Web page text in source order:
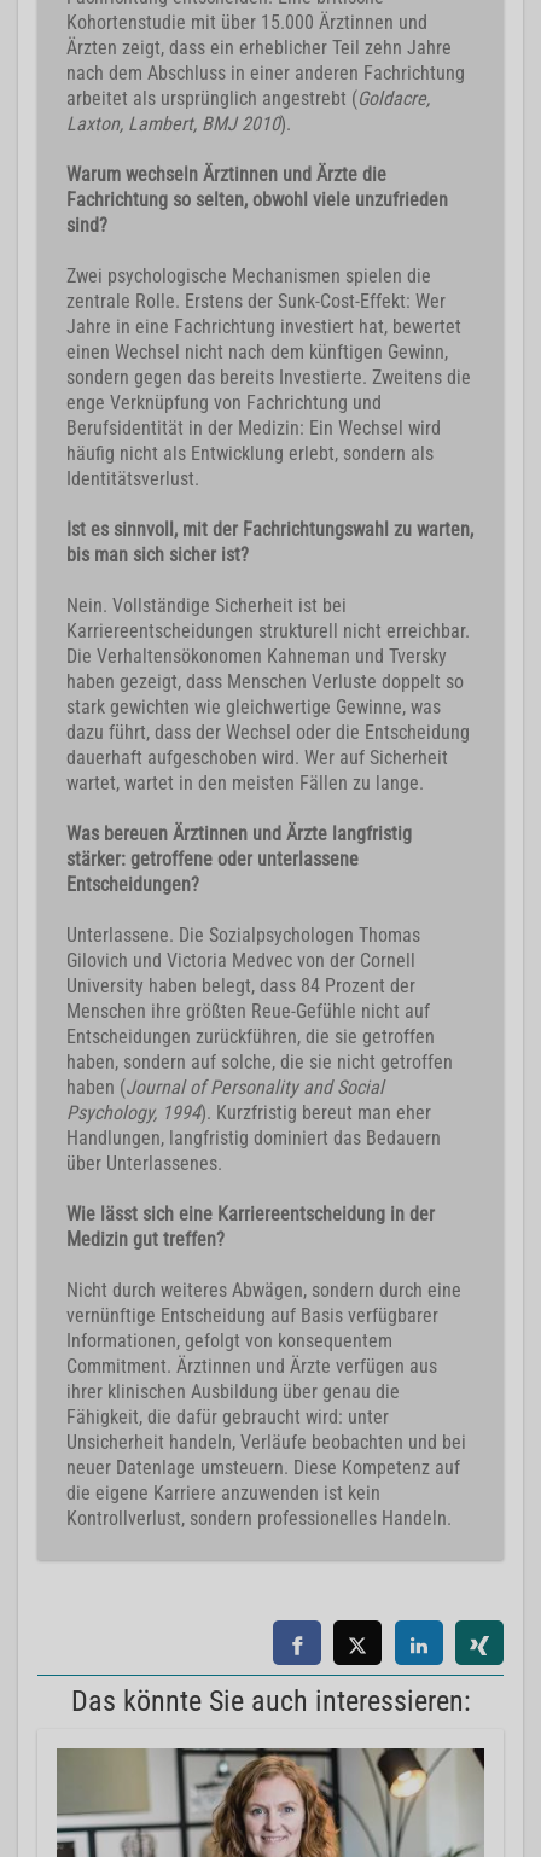
Kohortenstudie mit über 15.000 Ärztinnen und
Ärzten zeigt, dass ein erheblicher Teil zehn Jahre
nach dem Abschluss in einer anderen Fachrichtung
arbeitet als ursprünglich angestrebt (Goldacre,
Laxton, Lambert, BMJ 2010).
Warum wechseln Ärztinnen und Ärzte die
Fachrichtung so selten, obwohl viele unzufrieden
sind?
Zwei psychologische Mechanismen spielen die
zentrale Rolle. Erstens der Sunk-Cost-Effekt: Wer
Jahre in eine Fachrichtung investiert hat, bewertet
einen Wechsel nicht nach dem künftigen Gewinn,
sondern gegen das bereits Investierte. Zweitens die
enge Verknüpfung von Fachrichtung und
Berufsidentität in der Medizin: Ein Wechsel wird
häufig nicht als Entwicklung erlebt, sondern als
Identitätsverlust.
Ist es sinnvoll, mit der Fachrichtungswahl zu warten,
bis man sich sicher ist?
Nein. Vollständige Sicherheit ist bei
Karriereentscheidungen strukturell nicht erreichbar.
Die Verhaltensökonomen Kahneman und Tversky
haben gezeigt, dass Menschen Verluste doppelt so
stark gewichten wie gleichwertige Gewinne, was
dazu führt, dass der Wechsel oder die Entscheidung
dauerhaft aufgeschoben wird. Wer auf Sicherheit
wartet, wartet in den meisten Fällen zu lange.
Was bereuen Ärztinnen und Ärzte langfristig
stärker: getroffene oder unterlassene
Entscheidungen?
Unterlassene. Die Sozialpsychologen Thomas
Gilovich und Victoria Medvec von der Cornell
University haben belegt, dass 84 Prozent der
Menschen ihre größten Reue-Gefühle nicht auf
Entscheidungen zurückführen, die sie getroffen
haben, sondern auf solche, die sie nicht getroffen
haben (Journal of Personality and Social
Psychology, 1994). Kurzfristig bereut man eher
Handlungen, langfristig dominiert das Bedauern
über Unterlassenes.
Wie lässt sich eine Karriereentscheidung in der
Medizin gut treffen?
Nicht durch weiteres Abwägen, sondern durch eine
vernünftige Entscheidung auf Basis verfügbarer
Informationen, gefolgt von konsequentem
Commitment. Ärztinnen und Ärzte verfügen aus
ihrer klinischen Ausbildung über genau die
Fähigkeit, die dafür gebraucht wird: unter
Unsicherheit handeln, Verläufe beobachten und bei
neuer Datenlage umsteuern. Diese Kompetenz auf
die eigene Karriere anzuwenden ist kein
Kontrollverlust, sondern professionelles Handeln.
Das könnte Sie auch interessieren: